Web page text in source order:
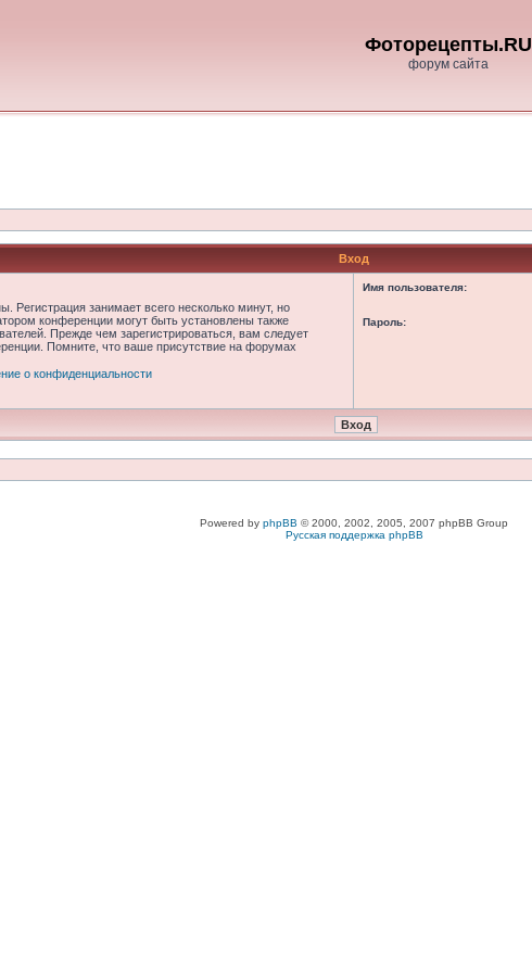
Фоторецепты.RU
форум сайта
Вход
Регистрация занимает всего несколько минут, но
конференции могут быть установлены также
Прежде чем зарегистрироваться, вам следует
Помните, что ваше присутствие на форумах
о конфиденциальности
Имя пользователя:
Пароль:
Powered by phpBB © 2000, 2002, 2005, 2007 phpBB Group
Русская поддержка phpBB